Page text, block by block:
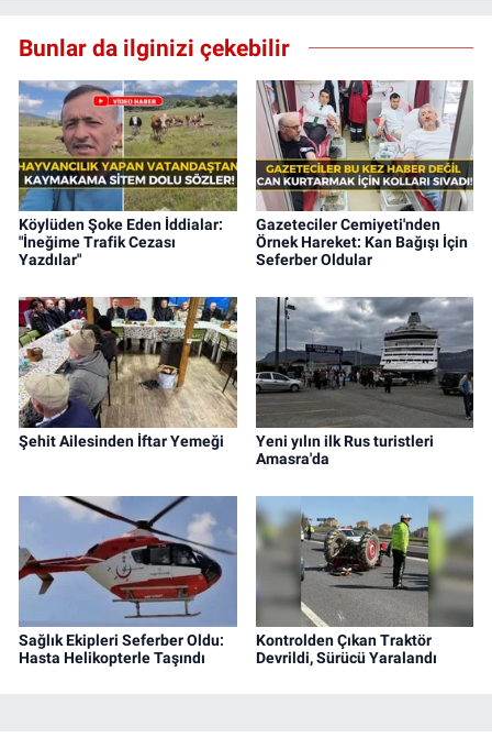
Bunlar da ilginizi çekebilir
Köylüden Şoke Eden İddialar:
"İneğime Trafik Cezası
Yazdılar"
Gazeteciler Cemiyeti'nden
Örnek Hareket: Kan Bağışı İçin
Seferber Oldular
Şehit Ailesinden İftar Yemeği
Yeni yılın ilk Rus turistleri
Amasra'da
Sağlık Ekipleri Seferber Oldu:
Hasta Helikopterle Taşındı
Kontrolden Çıkan Traktör
Devrildi, Sürücü Yaralandı